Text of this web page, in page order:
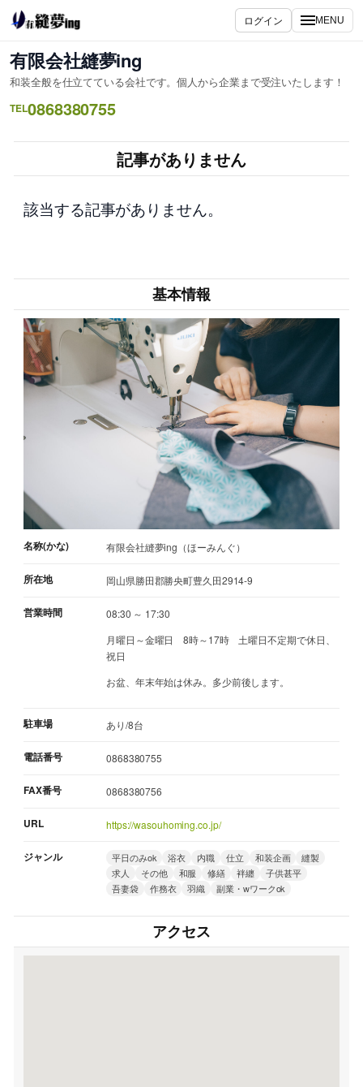
内
容
を
ス
キ
ッ
ログイン MENU
有限会社縫夢ing
和装全般を仕立てている会社です。個人から企業まで受注いたします！
TEL0868380755
記事がありません
該当する記事がありません。
基本情報
名称(かな) 有限会社縫夢ing（ほーみんぐ）
所在地 岡山県勝田郡勝央町豊久田2914-9
営業時間
08:30 ～ 17:30
月曜日～金曜日 8時～17時 土曜日不定期で休日、
祝日
お盆、年末年始は休み。多少前後します。
駐車場 あり/8台
電話番号 0868380755
FAX番号 0868380756
URL https://wasouhoming.co.jp/
ジャンル 平日のみok 浴衣 内職 仕立 和装企画
縫製
求人
その他 和服 修繕 袢纏
子供甚平
吾妻袋
作務衣 羽織 副業・wワークok
アクセス